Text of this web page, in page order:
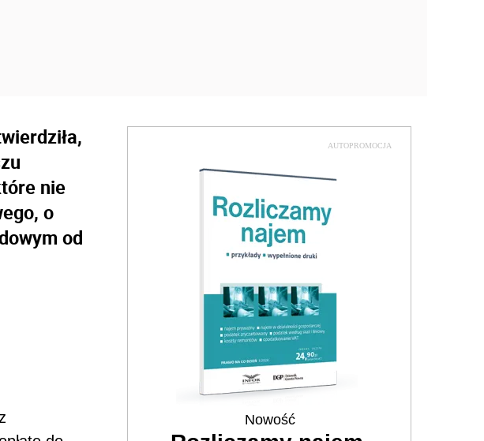
nie
o
od
AUTOPROMOCJA
Nowość